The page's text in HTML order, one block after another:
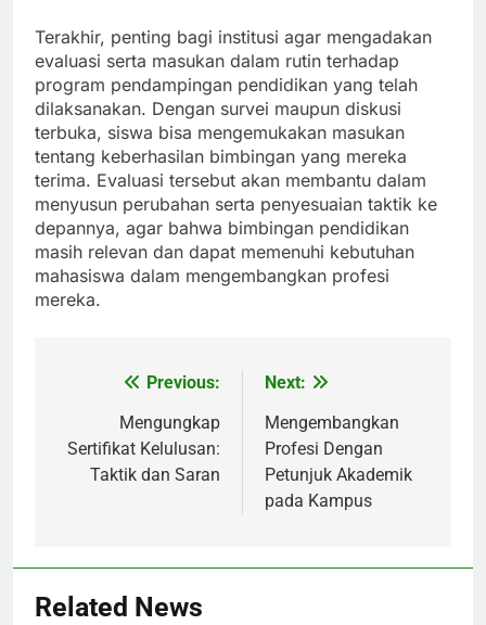
Terakhir, penting bagi institusi agar mengadakan
evaluasi serta masukan dalam rutin terhadap
program pendampingan pendidikan yang telah
dilaksanakan. Dengan survei maupun diskusi
terbuka, siswa bisa mengemukakan masukan
tentang keberhasilan bimbingan yang mereka
terima. Evaluasi tersebut akan membantu dalam
menyusun perubahan serta penyesuaian taktik ke
depannya, agar bahwa bimbingan pendidikan
masih relevan dan dapat memenuhi kebutuhan
mahasiswa dalam mengembangkan profesi
mereka.
navigation
Previous:
Mengungkap
Sertifikat Kelulusan:
Taktik dan Saran
Next:
Mengembangkan
Profesi Dengan
Petunjuk Akademik
pada Kampus
Related News